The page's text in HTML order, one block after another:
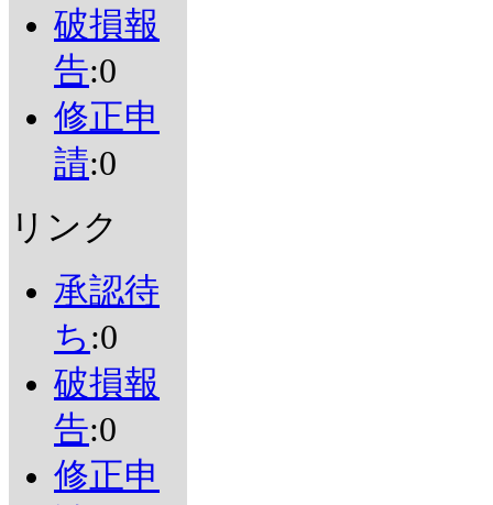
破損報
告:0
修正申
請:0
リンク
承認待
ち :0
破損報
告:0
修正申